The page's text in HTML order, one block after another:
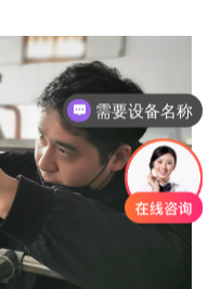
需要设备名称